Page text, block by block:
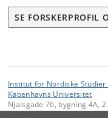
SE FORSKERPROFIL
Institut for Nordiske Studier
Københavns Universitet
Njalsgade 76, bygning 4A,